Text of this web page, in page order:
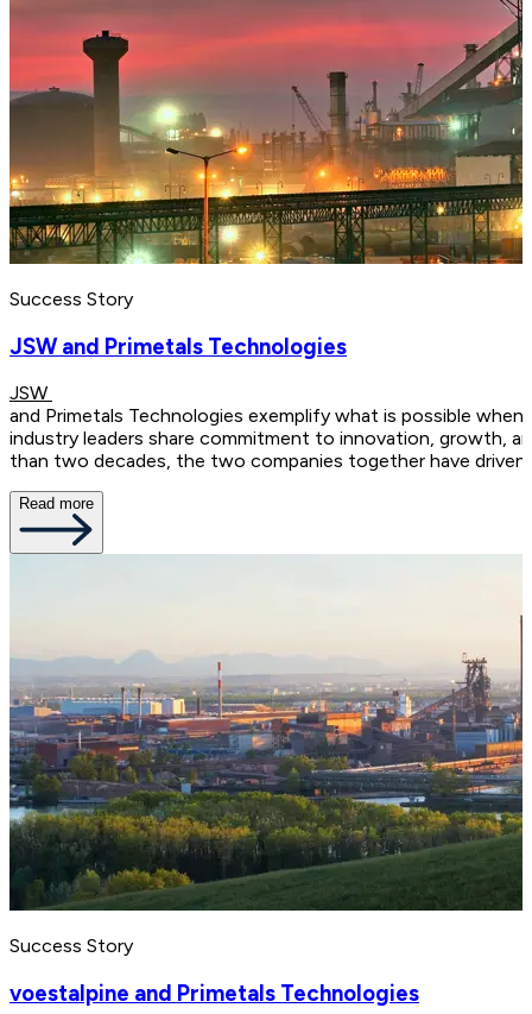
Success Story
JSW and Primetals Technologies
JSW
and Primetals Technologies exemplify what is possible
industry leaders share commitment to innovation, growth,
than two decades, the two companies together have driven
Read more
Success Story
voestalpine and Primetals Technologies